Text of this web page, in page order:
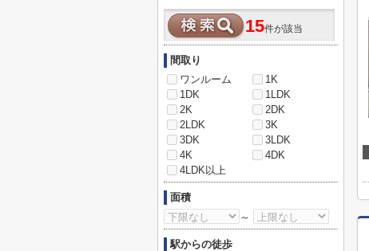
15件が該当
間取り
ワンルーム
1K
1DK
1LDK
2K
2DK
2LDK
3K
3DK
3LDK
4K
4DK
4LDK以上
面積
～
駅からの徒歩